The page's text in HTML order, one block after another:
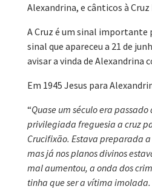
Alexandrina, e cânticos à Cruz
A Cruz é um sinal importante
sinal que apareceu a 21 de
avisar a vinda de Alexandrina
Em 1945 Jesus para
“Quase um século era
privilegiada freguesia a cruz
Crucifixão. Estava preparada
mas já nos planos divinos
mal aumentou, a onda dos
tinha que ser a vítima imolada.